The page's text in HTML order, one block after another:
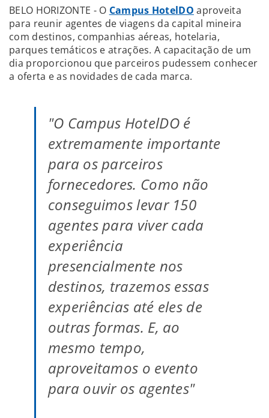
BELO HORIZONTE - O Campus HotelDO aproveita
para reunir agentes de viagens da capital mineira
com destinos, companhias aéreas, hotelaria,
parques temáticos e atrações. A capacitação de um
dia proporcionou que parceiros pudessem conhecer
a oferta e as novidades de cada marca.
"O Campus HotelDO é
extremamente importante
para os parceiros
fornecedores. Como não
conseguimos levar 150
agentes para viver cada
experiência
presencialmente nos
destinos, trazemos essas
experiências até eles de
outras formas. E, ao
mesmo tempo,
aproveitamos o evento
para ouvir os agentes"